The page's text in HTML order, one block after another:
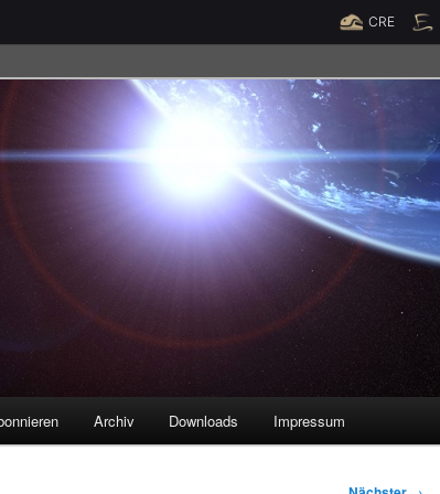
Spende jetzt!
CRE
Archiv Downloads Impressum